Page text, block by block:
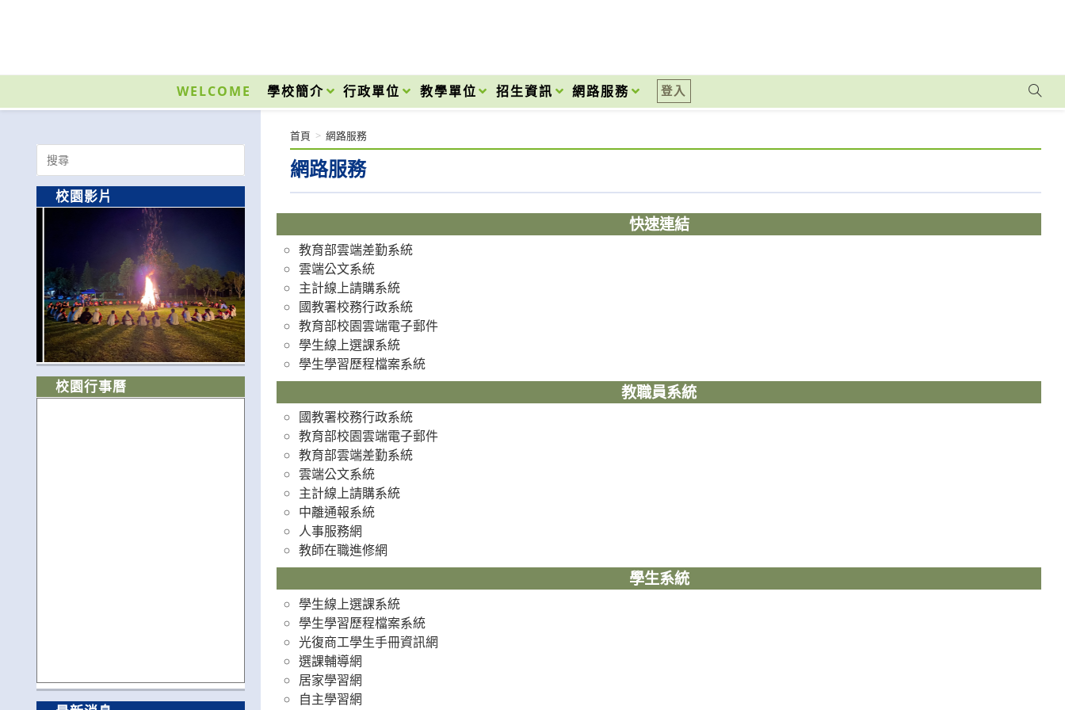
內
WELCOME 學校簡介 行政單位 教學單位 招生資訊 網路服務 登入
網路服務
首頁 > 網路服務
快速連結
教育部雲端差勤系統
雲端公文系統
主計線上請購系統
國教署校務行政系統
教育部校園雲端電子郵件
學生線上選課系統
學生學習歷程檔案系統
教職員系統
國教署校務行政系統
教育部校園雲端電子郵件
教育部雲端差勤系統
雲端公文系統
主計線上請購系統
中離通報系統
人事服務網
教師在職進修網
學生系統
學生線上選課系統
學生學習歷程檔案系統
光復商工學生手冊資訊網
選課輔導網
居家學習網
自主學習網
Search
for:
校園影片
校園行事曆